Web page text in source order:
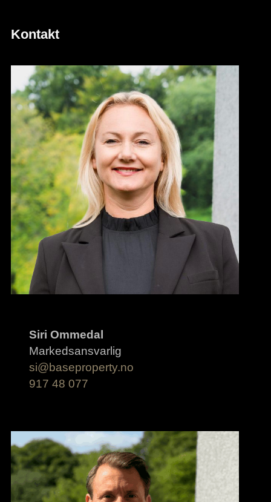
Kontakt
Siri Ommedal
Markedsansvarlig
si@baseproperty.no
917 48 077